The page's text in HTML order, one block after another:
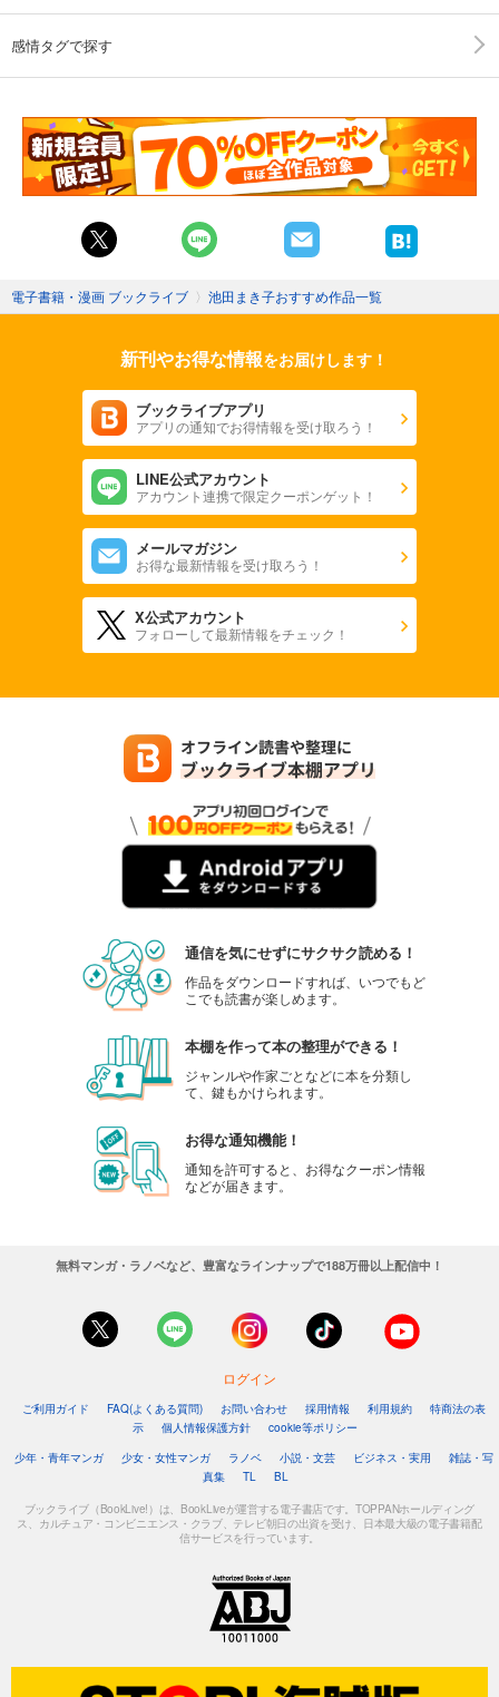
感情タグで探す
電子書籍・漫画 ブックライブ 〉 池田まき子おすすめ作品一覧
新刊やお得な情報をお届けします！
ブックライブアプリ
アプリの通知でお得情報を受け取ろう！
LINE公式アカウント
アカウント連携で限定クーポンゲット！
メールマガジン
お得な最新情報を受け取ろう！
X公式アカウント
フォローして最新情報をチェック！
通信を気にせずにサクサク読める！
作品をダウンロードすれば、いつでもど
こでも読書が楽しめます。
本棚を作って本の整理ができる！
ジャンルや作家ごとなどに本を分類し
て、鍵もかけられます。
お得な通知機能！
通知を許可すると、お得なクーポン情報
などが届きます。
無料マンガ・ラノベなど、豊富なラインナップで188万冊以上配信中！
ログイン
ご利用ガイド FAQ(よくある質問) お問い合わせ 採用情報 利用規約
特商法の表
示
個人情報保護方針
cookie等ポリシー
少年・青年マンガ
少女・女性マンガ ラノベ 小説・文芸 ビジネス・実用
雑誌・写
真集
TL BL
ブックライブ（BookLive!）は、BookLiveが運営する電子書店です。TOPPANホールディング
ス、カルチュア・コンビニエンス・クラブ、テレビ朝日の出資を受け、日本最大級の電子書籍配
信サービスを行っています。